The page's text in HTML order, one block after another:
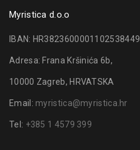
Myristica d.o.o
IBAN: HR3823600001102538449
Adresa: Frana Kršinića 6b,
10000 Zagreb, HRVATSKA
Email: myristica@myristica.hr
Tel: +385 1 4579 399